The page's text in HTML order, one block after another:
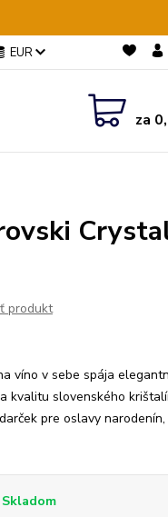
EUR
za
produkt
víno v sebe spája
kvalitu slovenského
pre oslavy narodenín,
Skladom